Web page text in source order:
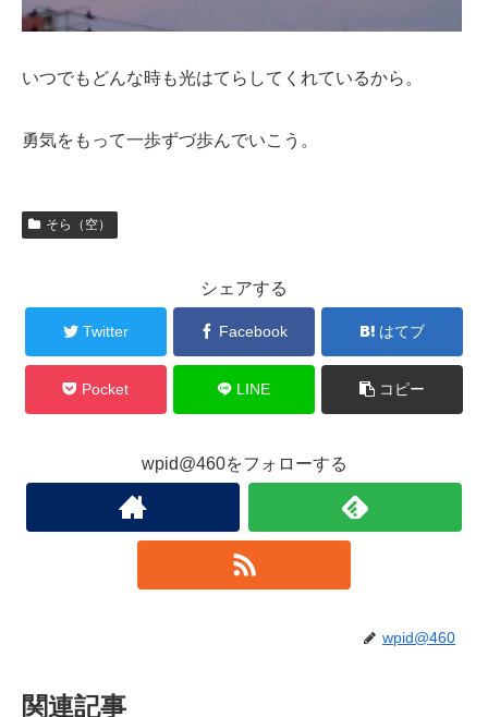
いつでもどんな時も光はてらしてくれているから。
勇気をもって一歩ずづ歩んでいこう。
そら（空）
シェアする
Twitter Facebook はてブ
Pocket LINE コピー
wpid@460をフォローする
wpid@460
関連記事